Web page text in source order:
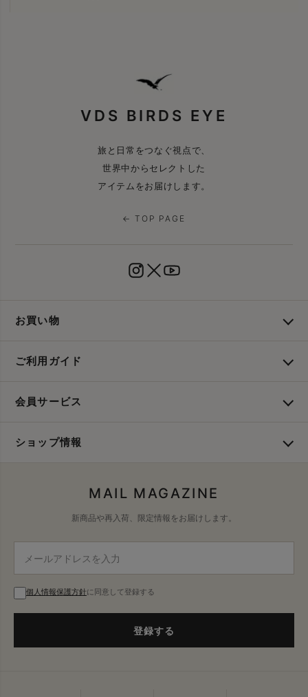
VDS BIRDS EYE
旅と日常をつなぐ視点で、
世界中からセレクトした
アイテムをお届けします。
← TOP PAGE
お買い物
ご利用ガイド
会員サービス
ショップ情報
MAIL MAGAZINE
新商品や再入荷、限定情報をお届けします。
個人情報保護方針に同意して登録する
登録する